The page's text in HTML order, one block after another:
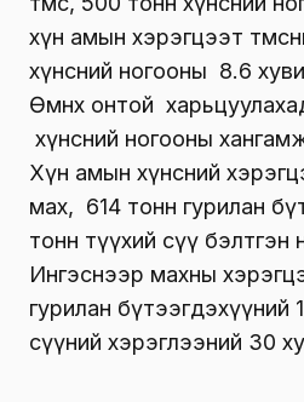
хүн амын хэрэгцээт
хүнсний ногооны 8.6
Өмнөх онтой
хүнсний ногооны
Хүн амын хүнсний
мах, 614 тонн гурилан
тонн түүхий сүү бэлтгэн
Ингэснээр махны
гурилан бүтээгдэхүүний
сүүний хэрэглээний 30